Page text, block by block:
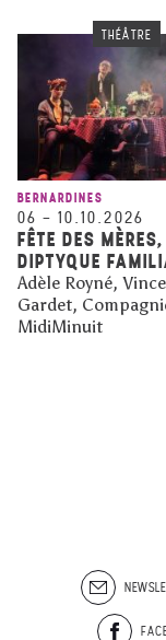
THÉÂTRE
BERNARDINES
06 – 10.10.2026
FÊTE DES MÈRES,
DIPTYQUE
Adèle Royné,
Gardet,
MidiMinuit